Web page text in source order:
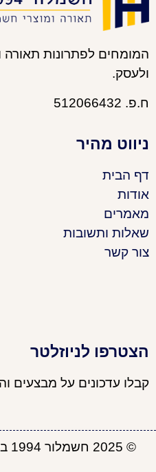
המומחים לפתרונות
ולעסק.
ח.פ. 512066432
ניווט מהיר
דף הבית
אודות
מאמרים
שאלות ותשובות
צור קשר
הצטרפו לניוזלטר
קבלו עדכונים על מבצעים
© 2025 חשמלור 1994 בע”מ. כל הזכויות שמורות.